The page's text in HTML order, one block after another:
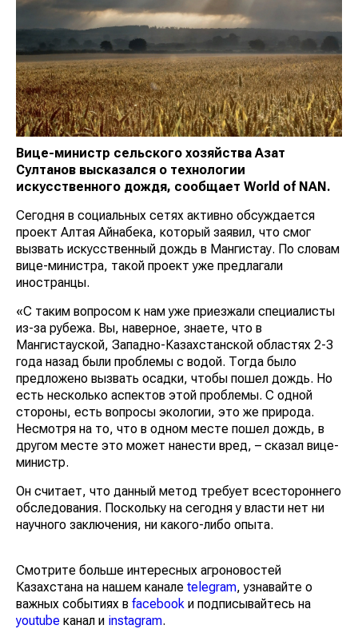
Вице-министр сельского хозяйства Азат
Султанов высказался о технологии
искусственного дождя, сообщаетWorld of NAN.
Сегодня в социальных сетях активно обсуждается
проект Алтая Айнабека, который заявил, что смог
вызвать искусственный дождь в Мангистау. По словам
вице-министра, такой проект уже предлагали
иностранцы.
«С таким вопросом к нам уже приезжали специалисты
из-за рубежа. Вы, наверное, знаете, что в
Мангистауской, Западно-Казахстанской областях 2-3
года назад были проблемы с водой. Тогда было
предложено вызвать осадки, чтобы пошел дождь. Но
есть несколько аспектов этой проблемы. С одной
стороны, есть вопросы экологии, это же природа.
Несмотря на то, что в одном месте пошел дождь, в
другом месте это может нанести вред, – сказал вице-
министр.
Он считает, что данный метод требует всестороннего
обследования. Поскольку на сегодня у власти нет ни
научного заключения, ни какого-либо опыта.
Смотрите больше интересных агроновостей
Казахстана на нашем каналеtelegram , узнавайте о
важных событиях вfacebook и подписывайтесь на
youtube канал иinstagram